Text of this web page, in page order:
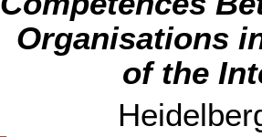
Organisations
of the